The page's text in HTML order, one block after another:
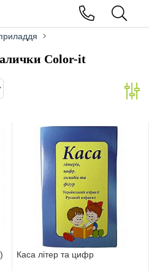
Color-it
Каса літер та цифр